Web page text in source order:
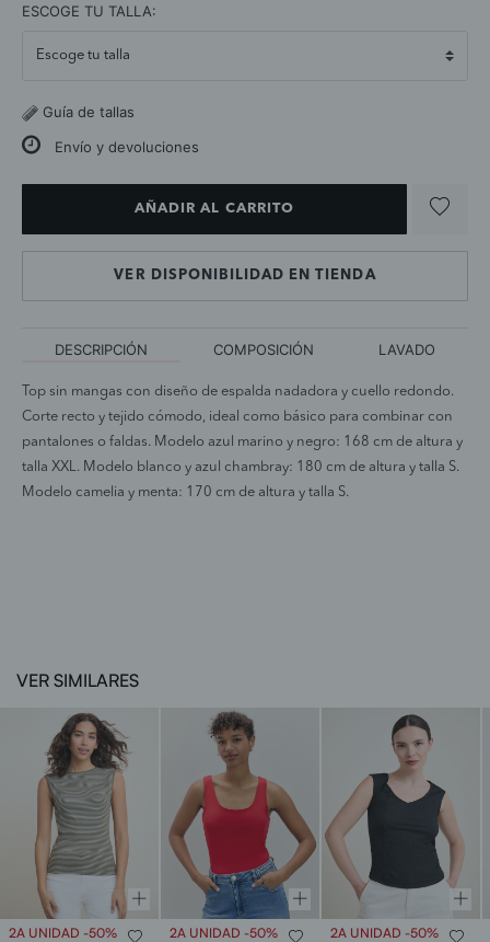
ESCOGE TU TALLA:
Guía de tallas
Envío y devoluciones
AÑADIR AL CARRITO
VER DISPONIBILIDAD EN TIENDA
DESCRIPCIÓN COMPOSICIÓN LAVADO
Top sin mangas con diseño de espalda nadadora y cuello redondo.
Corte recto y tejido cómodo, ideal como básico para combinar con
pantalones o faldas. Modelo azul marino y negro: 168 cm de altura y
talla XXL. Modelo blanco y azul chambray: 180 cm de altura y talla S.
Modelo camelia y menta: 170 cm de altura y talla S.
VER SIMILARES
2A UNIDAD -50% 2A UNIDAD -50% 2A UNIDAD -50%